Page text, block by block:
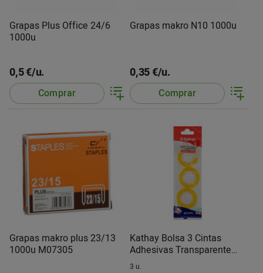
Grapas Plus Office 24/6
1000u
0,5 €/u.
Comprar
Grapas makro N10 1000u
0,35 €/u.
Comprar
Grapas makro plus 23/13
1000u M07305
Kathay Bolsa 3 Cintas
Adhesivas Transparente
12MMX33M
3 u.